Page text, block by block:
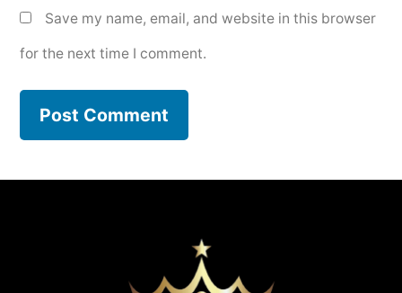
Save my name, email, and website in this browser
for the next time I comment.